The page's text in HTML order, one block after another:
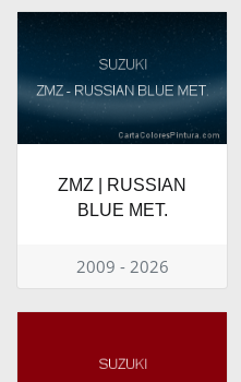
ZMZ | RUSSIAN
BLUE MET.
2009 - 2026